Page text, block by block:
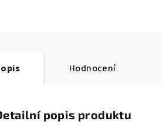
Hodnocení
popis produktu